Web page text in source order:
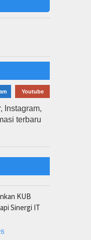
Youtube
Instagram,
terbaru
KUB
Sinergi IT